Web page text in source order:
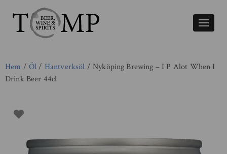
Växla
Hem / Öl/ Hantverksöl / Nyköping Brewing – I P Alot When I
Drink Beer 44cl